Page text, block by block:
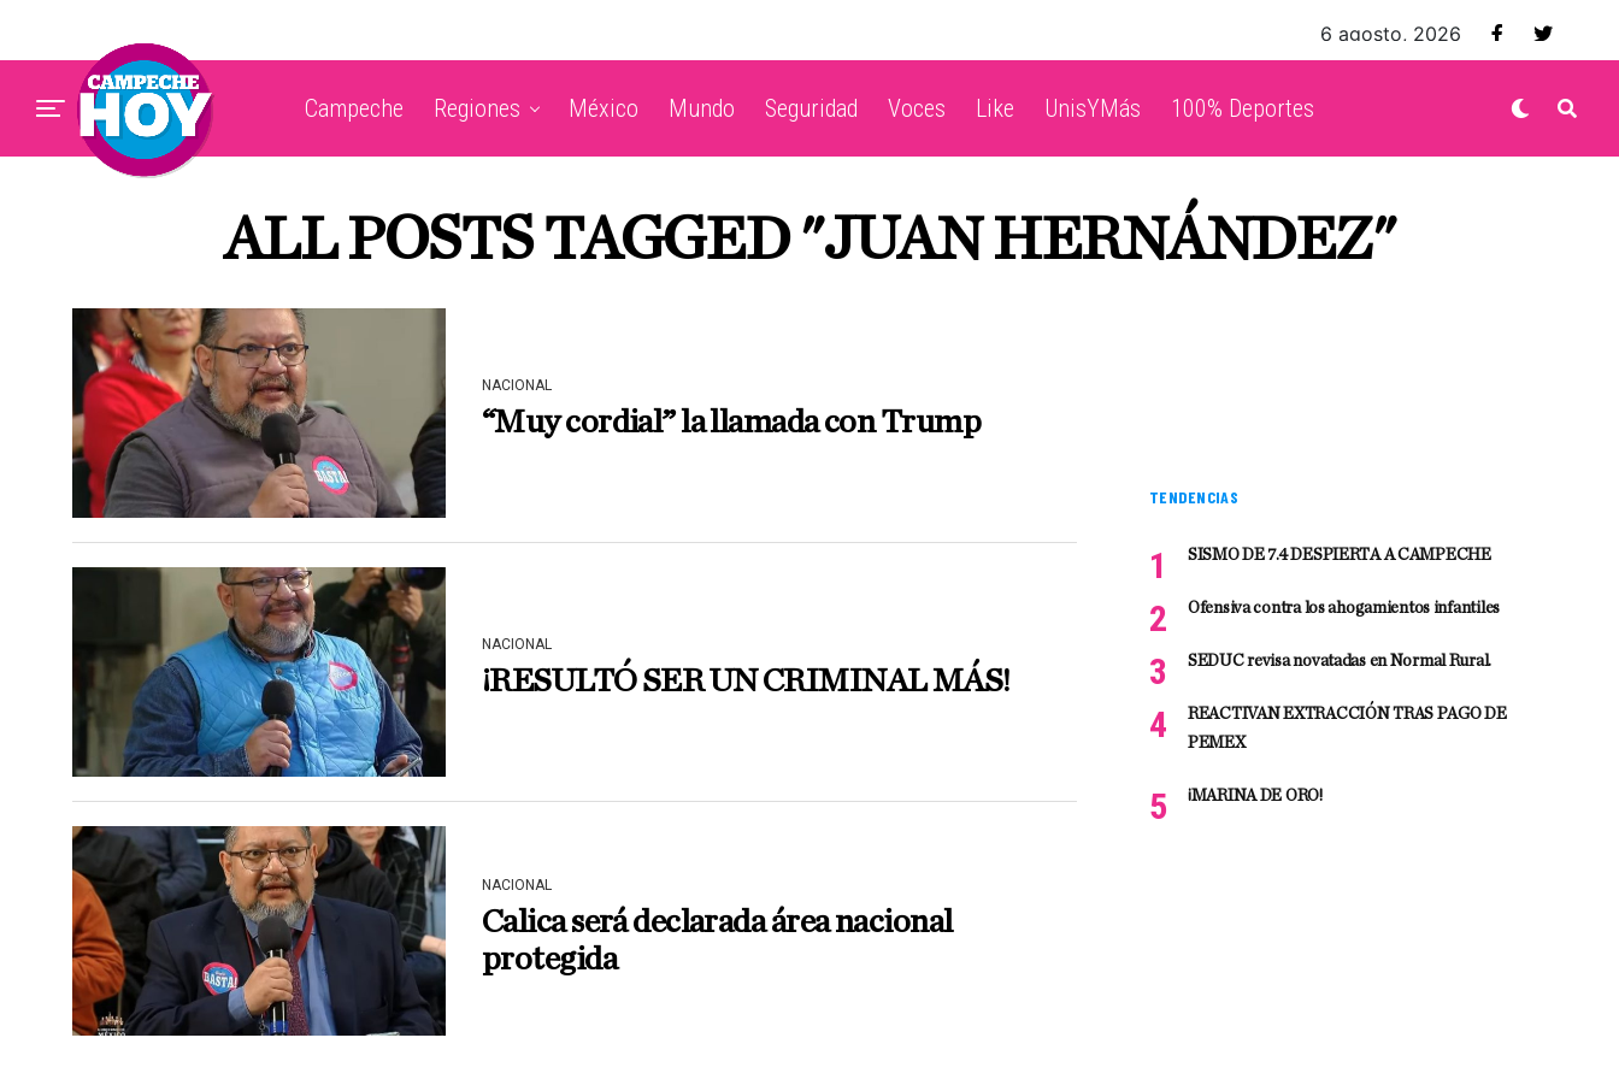
6 agosto, 2026
Campeche Regiones México Mundo Seguridad Voces Like UnisYMás 100% Deportes
ALL POSTS TAGGED "JUAN HERNÁNDEZ"
NACIONAL
“Muy cordial” la llamada con Trump
NACIONAL
¡RESULTÓ SER UN CRIMINAL MÁS!
NACIONAL
Calica será declarada área nacional
protegida
TENDENCIAS
SISMO DE 7.4 DESPIERTA A CAMPECHE
Ofensiva contra los ahogamientos infantiles
SEDUC revisa novatadas en Normal Rural.
REACTIVAN EXTRACCIÓN TRAS PAGO DE
PEMEX
¡MARINA DE ORO!